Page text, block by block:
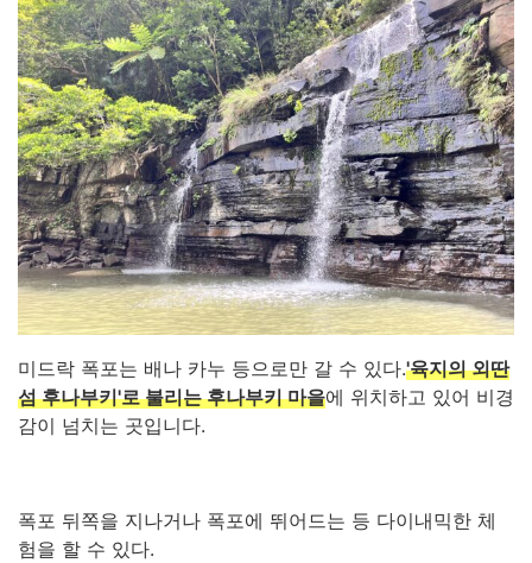
미드락 폭포는 배나 카누 등으로만 갈 수 있다.'육지의 외딴
섬 후나부키'로 불리는 후나부키 마을에 위치하고 있어 비경
감이 넘치는 곳입니다.
폭포 뒤쪽을 지나거나 폭포에 뛰어드는 등 다이내믹한 체
험을 할 수 있다.